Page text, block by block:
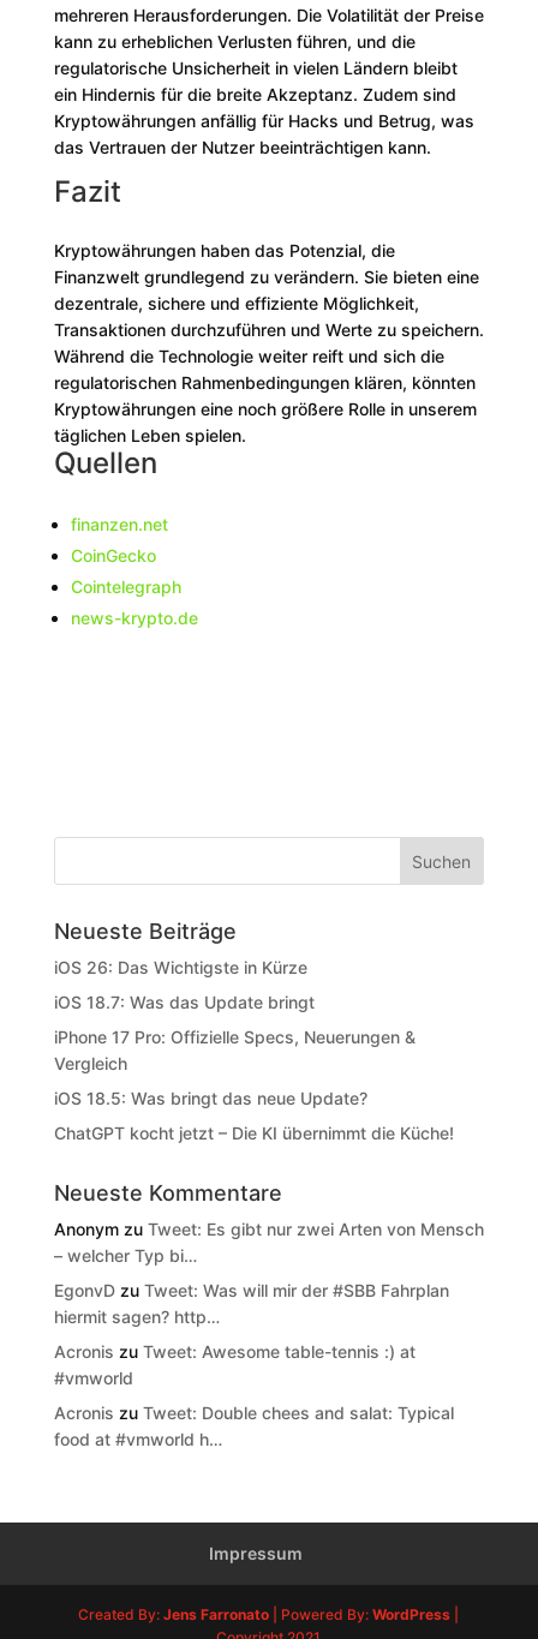
mehreren Herausforderungen. Die Volatilität der Preise
kann zu erheblichen Verlusten führen, und die
regulatorische Unsicherheit in vielen Ländern bleibt
ein Hindernis für die breite Akzeptanz. Zudem sind
Kryptowährungen anfällig für Hacks und Betrug, was
das Vertrauen der Nutzer beeinträchtigen kann.
Fazit
Kryptowährungen haben das Potenzial, die
Finanzwelt grundlegend zu verändern. Sie bieten eine
dezentrale, sichere und effiziente Möglichkeit,
Transaktionen durchzuführen und Werte zu speichern.
Während die Technologie weiter reift und sich die
regulatorischen Rahmenbedingungen klären, könnten
Kryptowährungen eine noch größere Rolle in unserem
täglichen Leben spielen.
Quellen
finanzen.net
CoinGecko
Cointelegraph
news-krypto.de
Neueste Beiträge
iOS 26: Das Wichtigste in Kürze
iOS 18.7: Was das Update bringt
iPhone 17 Pro: Offizielle Specs, Neuerungen &
Vergleich
iOS 18.5: Was bringt das neue Update?
ChatGPT kocht jetzt – Die KI übernimmt die Küche!
Neueste Kommentare
Anonymzu Tweet: Es gibt nur zwei Arten von Mensch
– welcher Typ bi…
EgonvDzu Tweet: Was will mir der #SBB Fahrplan
hiermit sagen? http…
Acronis zu Tweet: Awesome table-tennis :) at
#vmworld
Acronis zu Tweet: Double chees and salat: Typical
food at #vmworld h…
Impressum
Created By:Jens Farronato | Powered By:WordPress